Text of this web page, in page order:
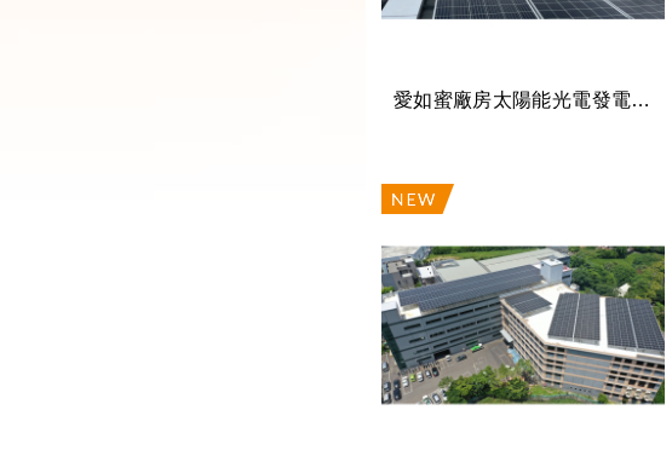
愛如蜜廠房太陽能光電發電系統工程